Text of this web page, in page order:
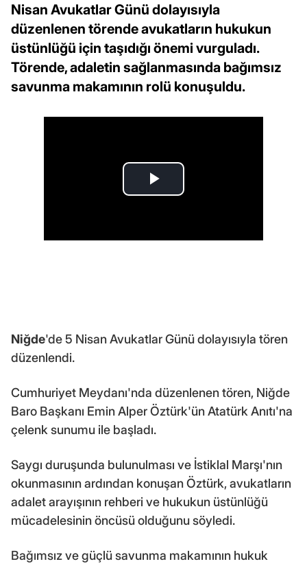
Nisan Avukatlar Günü dolayısıyla
düzenlenen törende avukatların hukukun
üstünlüğü için taşıdığı önemi vurguladı.
Törende, adaletin sağlanmasında bağımsız
savunma makamının rolü konuşuldu.
Niğde'de 5 Nisan Avukatlar Günü dolayısıyla tören
düzenlendi.
Cumhuriyet Meydanı'nda düzenlenen tören, Niğde
Baro Başkanı Emin Alper Öztürk'ün Atatürk Anıtı'na
çelenk sunumu ile başladı.
Saygı duruşunda bulunulması ve İstiklal Marşı'nın
okunmasının ardından konuşan Öztürk, avukatların
adalet arayışının rehberi ve hukukun üstünlüğü
mücadelesinin öncüsü olduğunu söyledi.
Bağımsız ve güçlü savunma makamının hukuk